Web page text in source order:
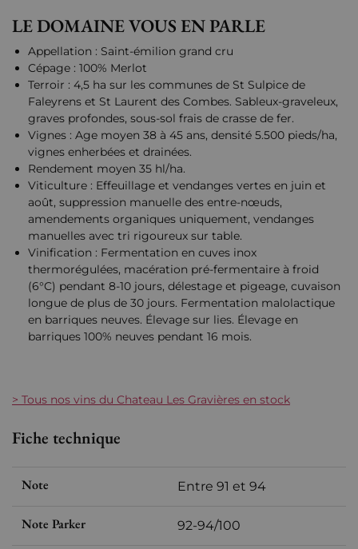
LE DOMAINE VOUS EN PARLE
Appellation : Saint-émilion grand cru
Cépage : 100% Merlot
Terroir : 4,5 ha sur les communes de St Sulpice de
Faleyrens et St Laurent des Combes. Sableux-graveleux,
graves profondes, sous-sol frais de crasse de fer.
Vignes : Age moyen 38 à 45 ans, densité 5.500 pieds/ha,
vignes enherbées et drainées.
Rendement moyen 35 hl/ha.
Viticulture : Effeuillage et vendanges vertes en juin et
août, suppression manuelle des entre-nœuds,
amendements organiques uniquement, vendanges
manuelles avec tri rigoureux sur table.
Vinification : Fermentation en cuves inox
thermorégulées, macération pré-fermentaire à froid
(6°C) pendant 8-10 jours, délestage et pigeage, cuvaison
longue de plus de 30 jours. Fermentation malolactique
en barriques neuves. Élevage sur lies. Élevage en
barriques 100% neuves pendant 16 mois.
> Tous nos vins du Chateau Les Gravières en stock
Fiche technique
Note Entre 91 et 94
Note Parker 92-94/100